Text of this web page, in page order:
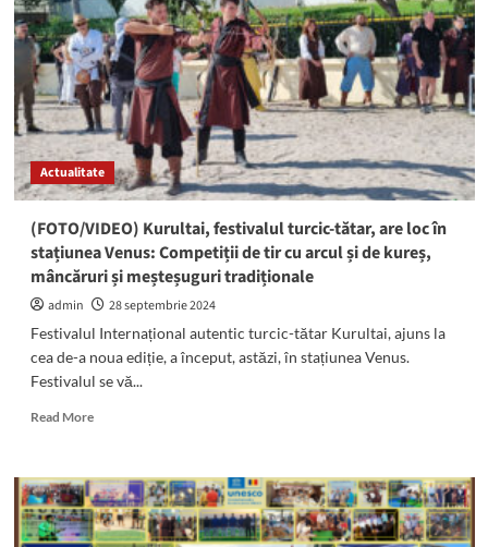
festivalului
internațional
Kurultai
va
avea
loc
la
Techirghiol
Actualitate
(FOTO/VIDEO) Kurultai, festivalul turcic-tătar, are loc în
stațiunea Venus: Competiții de tir cu arcul și de kureș,
mâncăruri și meșteșuguri tradiționale
admin
28 septembrie 2024
Festivalul Internațional autentic turcic-tătar Kurultai, ajuns la
cea de-a noua ediție, a început, astăzi, în stațiunea Venus.
Festivalul se vă...
Read MoreRead
(FOTO/VIDEO)
Kurultai,
festivalul
turcic-